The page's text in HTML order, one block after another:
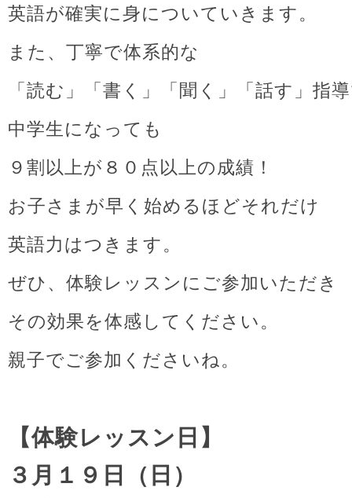
英語が確実に身についていきます。
また、丁寧で体系的な
「読む」「書く」「聞く」「話す」指
中学生になっても
９割以上が８０点以上の成績！
お子さまが早く始めるほどそれだけ
英語力はつきます。
ぜひ、体験レッスンにご参加いただき
その効果を体感してください。
親子でご参加くださいね。
【体験レッスン日】
３月１９日（日）